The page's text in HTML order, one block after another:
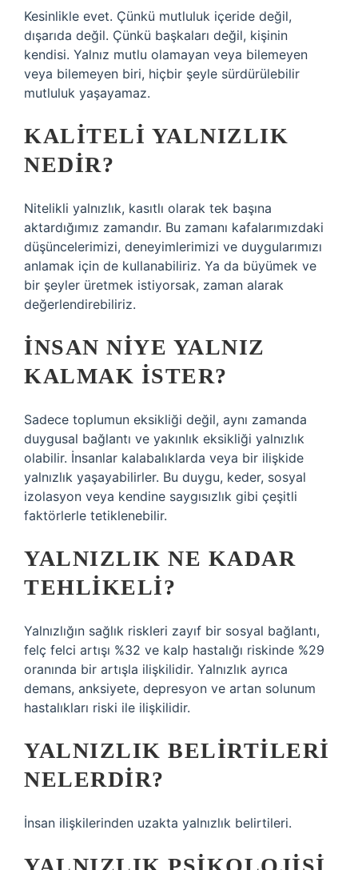
Kesinlikle evet. Çünkü mutluluk içeride değil,
dışarıda değil. Çünkü başkaları değil, kişinin
kendisi. Yalnız mutlu olamayan veya bilemeyen
veya bilemeyen biri, hiçbir şeyle sürdürülebilir
mutluluk yaşayamaz.
KALITELI YALNIZLIK
NEDIR?
Nitelikli yalnızlık, kasıtlı olarak tek başına
aktardığımız zamandır. Bu zamanı kafalarımızdaki
düşüncelerimizi, deneyimlerimizi ve duygularımızı
anlamak için de kullanabiliriz. Ya da büyümek ve
bir şeyler üretmek istiyorsak, zaman alarak
değerlendirebiliriz.
İNSAN NIYE YALNIZ
KALMAK ISTER?
Sadece toplumun eksikliği değil, aynı zamanda
duygusal bağlantı ve yakınlık eksikliği yalnızlık
olabilir. İnsanlar kalabalıklarda veya bir ilişkide
yalnızlık yaşayabilirler. Bu duygu, keder, sosyal
izolasyon veya kendine saygısızlık gibi çeşitli
faktörlerle tetiklenebilir.
YALNIZLIK NE KADAR
TEHLIKELI?
Yalnızlığın sağlık riskleri zayıf bir sosyal bağlantı,
felç felci artışı %32 ve kalp hastalığı riskinde %29
oranında bir artışla ilişkilidir. Yalnızlık ayrıca
demans, anksiyete, depresyon ve artan solunum
hastalıkları riski ile ilişkilidir.
YALNIZLIK BELIRTILERI
NELERDIR?
İnsan ilişkilerinden uzakta yalnızlık belirtileri.